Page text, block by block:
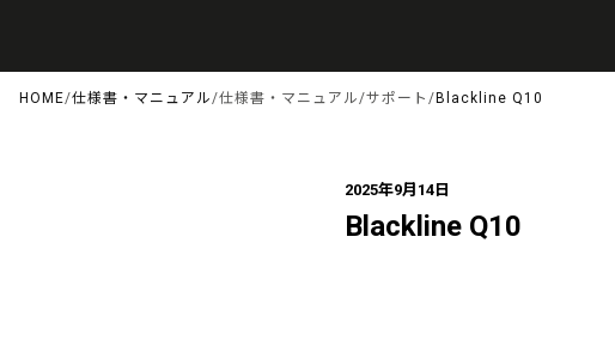
HOME/仕様書・マニュアル/仕様書・マニュアル/サポート / Blackline Q10
2025年9月14日
Blackline Q10